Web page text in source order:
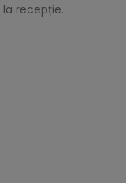
recepție.